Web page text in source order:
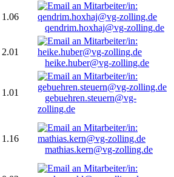
1.06
qendrim.hoxhaj@vg-zolling.de
2.01
heike.huber@vg-zolling.de
1.01
gebuehren.steuern@vg-
zolling.de
1.16
mathias.kern@vg-zolling.de